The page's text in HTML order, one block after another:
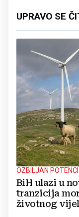
UPRAVO SE
OZBILJAN
BiH ulazi u
tranzicija
životnog